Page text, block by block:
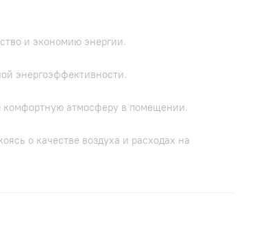
и экономию энергии.
энергоэффективности.
комфортную атмосферу в помещении.
о качестве воздуха и расходах на